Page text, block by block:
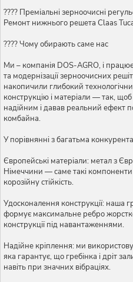
???? Преміальні зерноочисні
Ремонт нижнього решета Claas
???? Чому обирають саме нас
Ми – компанія DOS-AGRO, і
та модернізації зерноочисних
накопичили глибокий
конструкцію і матеріали — так,
надійним і давав реальний ефект
комбайна.
У порівнянні з багатьма
Європейські матеріали: метал з
Німеччини — саме такі компоненти
корозійну стійкість.
Удосконалення конструкції: наша
формує максимальне ребро
конструкції під навантаженнями.
Надійне кріплення: ми
яка гарантує, що гребінка і дріт
навіть при значних вібраціях.